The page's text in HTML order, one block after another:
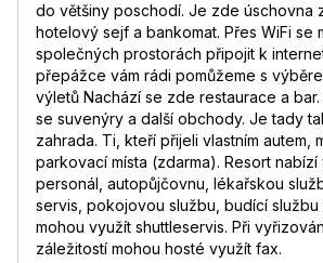
do většiny poschodí. Je zde úschovna
hotelový sejf a bankomat. Přes WiFi se
společných prostorách připojit k
přepážce vám rádi pomůžeme s
výletů Nachází se zde restaurace a
se suvenýry a další obchody. Je tady
zahrada. Ti, kteří přijeli vlastním autem,
parkovací místa (zdarma). Resort
personál, autopůjčovnu, lékařskou
servis, pokojovou službu, budící službu
mohou využít shuttleservis. Při
záležitostí mohou hosté využít fax.